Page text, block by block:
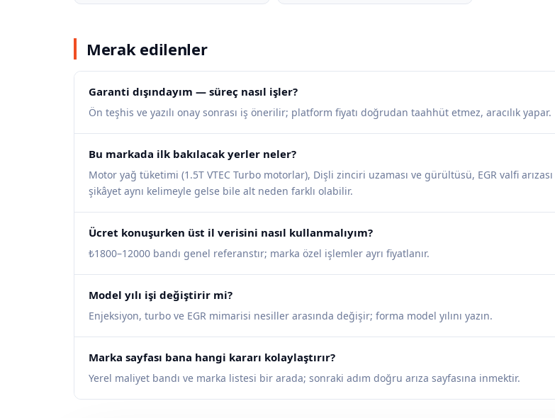
Merak edilenler
Garanti dışındayım — süreç nasıl işler?
Ön teşhis ve yazılı onay sonrası iş önerilir; platform fiyatı doğrudan taahhüt etmez, aracılık yapar.
Bu markada ilk bakılacak yerler neler?
Motor yağ tüketimi (1.5T VTEC Turbo motorlar), Dişli zinciri uzaması ve gürültüsü, EGR valfi
şikâyet aynı kelimeyle gelse bile alt neden farklı olabilir.
Ücret konuşurken üst il verisini nasıl kullanmalıyım?
₺1800–12000 bandı genel referanstır; marka özel işlemler ayrı fiyatlanır.
Model yılı işi değiştirir mi?
Enjeksiyon, turbo ve EGR mimarisi nesiller arasında değişir; forma model yılını yazın.
Marka sayfası bana hangi kararı kolaylaştırır?
Yerel maliyet bandı ve marka listesi bir arada; sonraki adım doğru arıza sayfasına inmektir.